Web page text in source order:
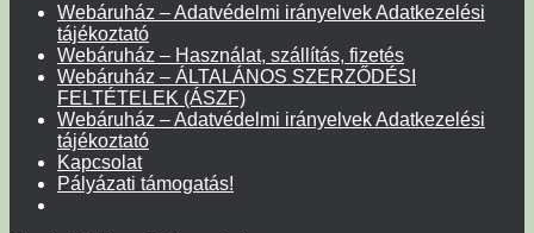
Webáruház – Adatvédelmi irányelvek Adatkezelési
tájékoztató
Webáruház – Használat, szállítás, fizetés
Webáruház – ÁLTALÁNOS SZERZŐDÉSI
FELTÉTELEK (ÁSZF)
Webáruház – Adatvédelmi irányelvek Adatkezelési
tájékoztató
Kapcsolat
Pályázati támogatás!